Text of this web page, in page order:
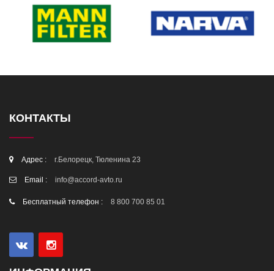
КОНТАКТЫ
Адрес : г.Белорецк, Тюленина 23
Email : info@accord-avto.ru
Бесплатный телефон : 8 800 700 85 01